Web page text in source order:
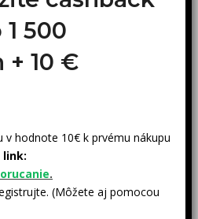
500
+ 10 €
v hodnote 10€ k prvému nákupu
.
(Môžete aj pomocou